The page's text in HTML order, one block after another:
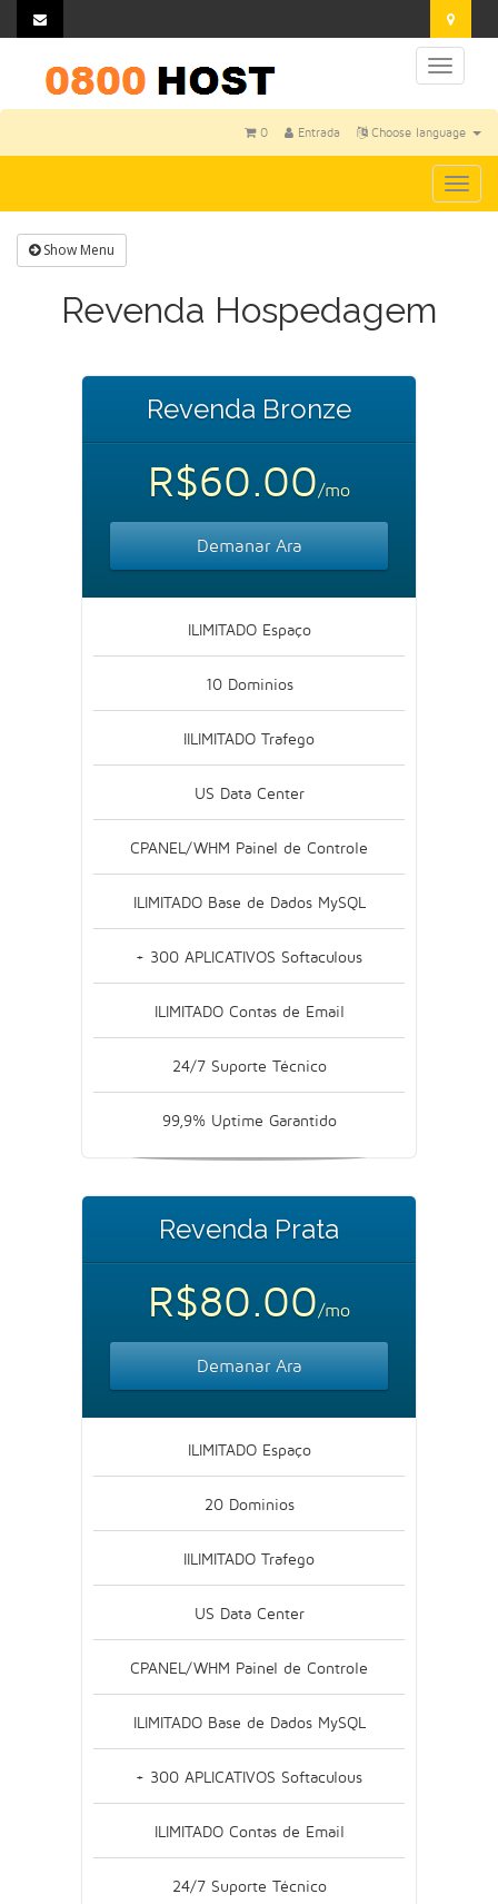
Toggle
Choose language
Entrada
0
Show Menu
Revenda Hospedagem
Revenda Bronze
R$60.00/mo
Demanar Ara
ILIMITADO Espaço
10 Dominios
IILIMITADO Trafego
US Data Center
CPANEL/WHM Painel de Controle
ILIMITADO Base de Dados MySQL
+ 300 APLICATIVOS Softaculous
ILIMITADO Contas de Email
24/7 Suporte Técnico
99,9% Uptime Garantido
Revenda Prata
R$80.00/mo
Demanar Ara
ILIMITADO Espaço
20 Dominios
IILIMITADO Trafego
US Data Center
CPANEL/WHM Painel de Controle
ILIMITADO Base de Dados MySQL
+ 300 APLICATIVOS Softaculous
ILIMITADO Contas de Email
24/7 Suporte Técnico